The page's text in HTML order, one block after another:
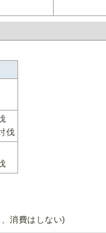
伐
消費はしない)